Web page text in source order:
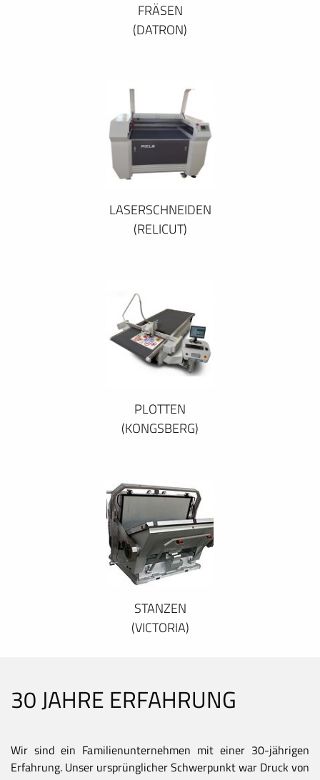
FRÄSEN
(DATRON)
LASERSCHNEIDEN
(RELICUT)
PLOTTEN
(KONGSBERG)
STANZEN
(VICTORIA)
30 JAHRE ERFAHRUNG
Wir sind ein Familienunternehmen mit einer 30-jährigen
Erfahrung. Unser ursprünglicher Schwerpunkt war Druck von